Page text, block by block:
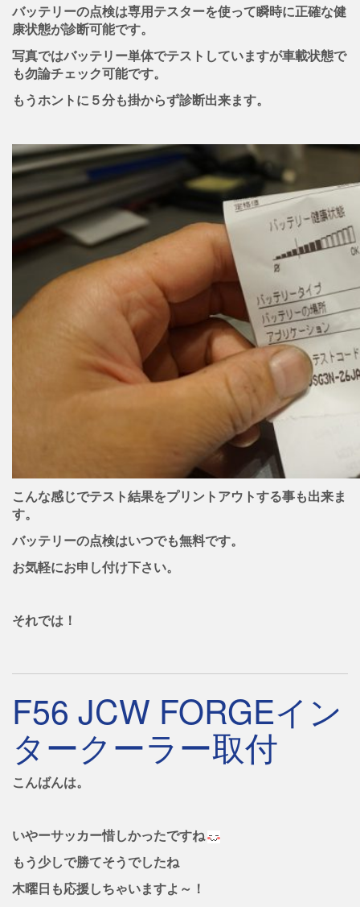
バッテリーの点検は専用テスターを使って瞬時に正確な健
康状態が診断可能です。
写真ではバッテリー単体でテストしていますが車載状態で
も勿論チェック可能です。
もうホントに５分も掛からず診断出来ます。
こんな感じでテスト結果をプリントアウトする事も出来ま
す。
バッテリーの点検はいつでも無料です。
お気軽にお申し付け下さい。
それでは！
F56 JCW FORGEイン
タークーラー取付
こんばんは。
いやーサッカー惜しかったですね
もう少しで勝てそうでしたね
木曜日も応援しちゃいますよ～！